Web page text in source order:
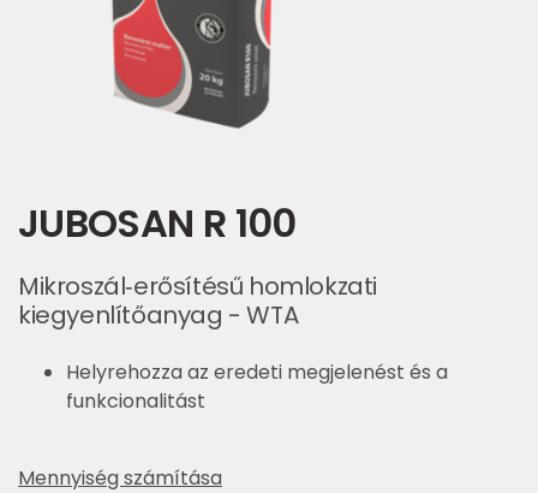
JUBOSAN R 100
Mikroszál‑erősítésű homlokzati
kiegyenlítőanyag - WTA
Helyrehozza az eredeti megjelenést és a
funkcionalitást
Mennyiség számítása